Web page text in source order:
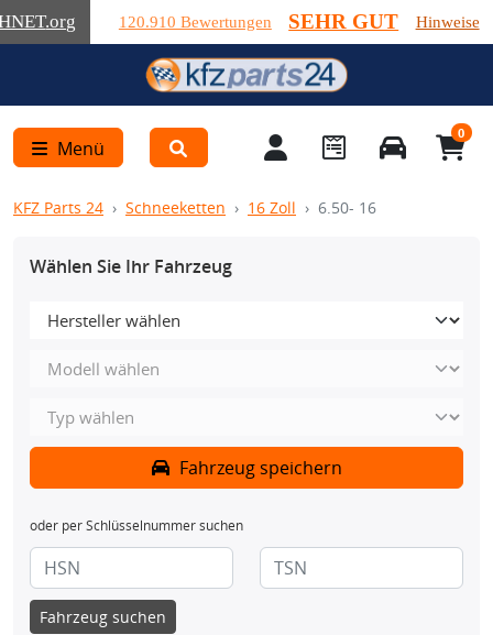
.org 120.910 Bewertungen SEHR GUT Hinweise
Menü
0
KFZ Parts 24 Schneeketten 16 Zoll 6.50- 16
Wählen Sie Ihr Fahrzeug
Fahrzeug speichern
oder per Schlüsselnummer suchen
Fahrzeug suchen